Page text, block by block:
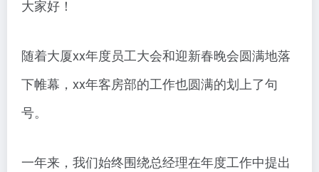
大家好！
随着大厦xx年度员工大会和迎新春晚会圆满地落
下帷幕，xx年客房部的工作也圆满的划上了句
号。
一年来，我们始终围绕总经理在年度工作中提出